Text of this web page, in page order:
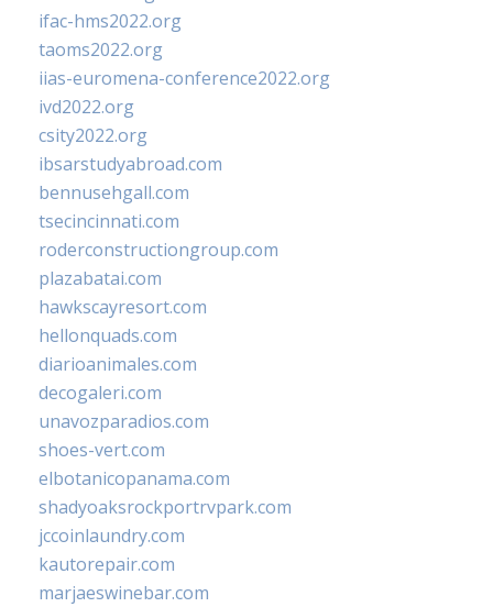
ifac-hms2022.org
taoms2022.org
iias-euromena-conference2022.org
ivd2022.org
csity2022.org
ibsarstudyabroad.com
bennusehgall.com
tsecincinnati.com
roderconstructiongroup.com
plazabatai.com
hawkscayresort.com
hellonquads.com
diarioanimales.com
decogaleri.com
unavozparadios.com
shoes-vert.com
elbotanicopanama.com
shadyoaksrockportrvpark.com
jccoinlaundry.com
kautorepair.com
marjaeswinebar.com